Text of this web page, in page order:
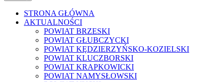
STRONA GŁÓWNA
AKTUALNOŚCI
POWIAT BRZESKI
POWIAT GŁUBCZYCKI
POWIAT KĘDZIERZYŃSKO-KOZIELSKI
POWIAT KLUCZBORSKI
POWIAT KRAPKOWICKI
POWIAT NAMYSŁOWSKI